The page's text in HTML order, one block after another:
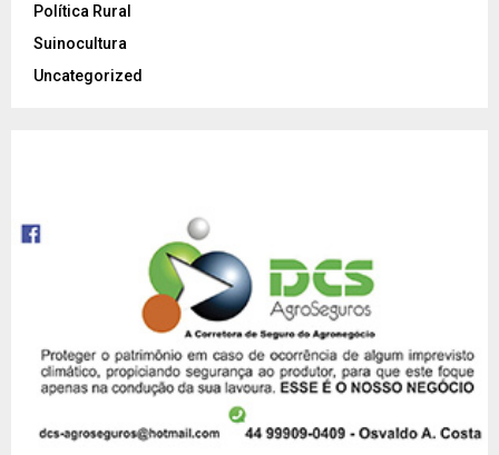
Política Rural
Suinocultura
Uncategorized